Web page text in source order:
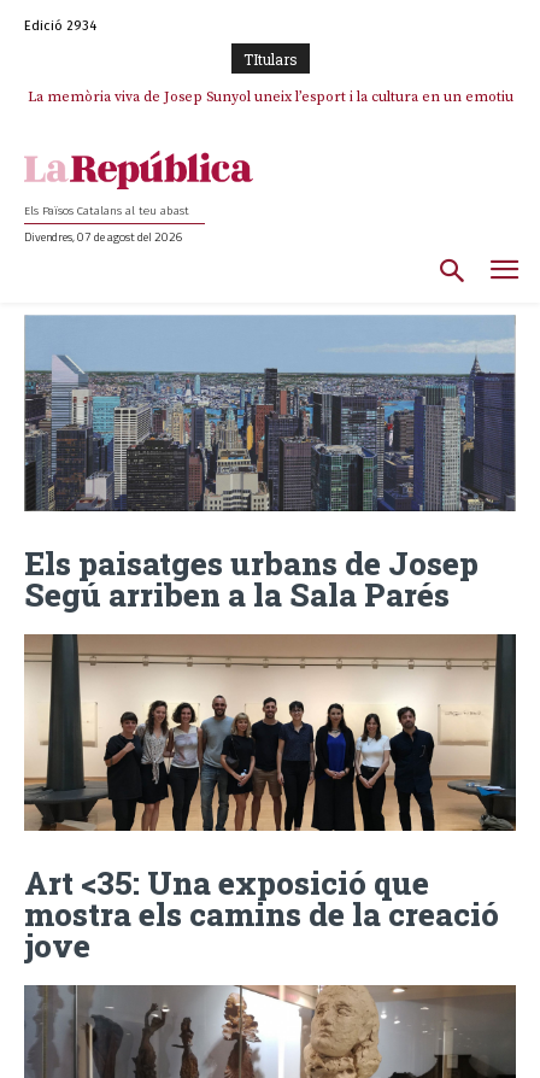
Edició 2934
TItulars
La memòria viva de Josep Sunyol uneix l’esport i la cultura en un emotiu
Els Països Catalans al teu abast
Divendres, 07 de agost del 2026
Els paisatges urbans de Josep
Segú arriben a la Sala Parés
Art <35: Una exposició que
mostra els camins de la creació
jove